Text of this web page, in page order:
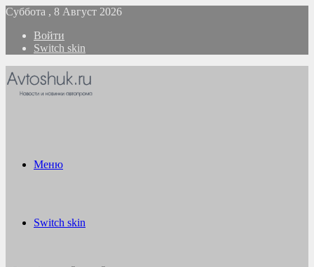
Суббота , 8 Август 2026
Войти
Switch skin
Меню
Switch skin